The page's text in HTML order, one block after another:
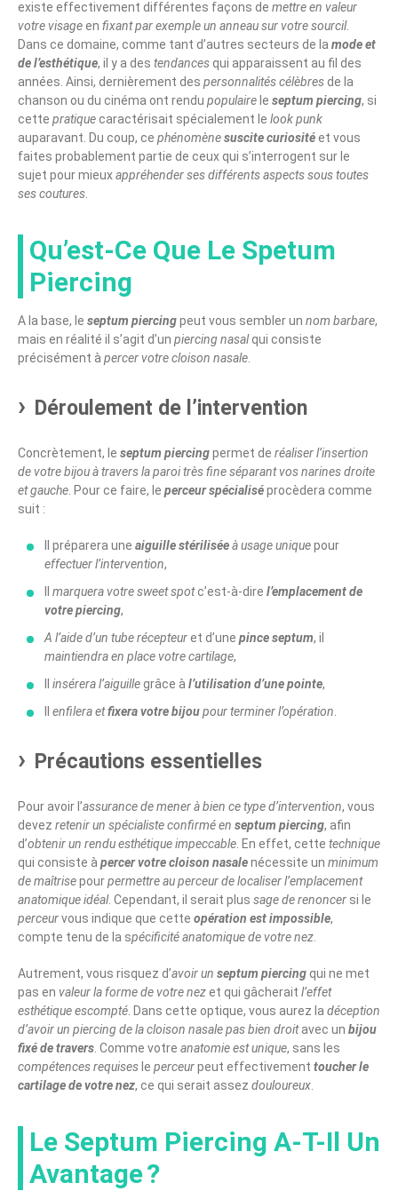
existe effectivement différentes façons de mettre en valeur
votre visageen fixant par exemple un anneau sur votre sourcil.
Dans ce domaine, comme tant d’autres secteurs de la mode et
de l’esthétique, il y a des tendances qui apparaissent au fil des
années. Ainsi, dernièrement des personnalités célèbres de la
chanson ou du cinéma ont rendu populaire le septum piercing, si
cette pratique caractérisait spécialement le look punk
auparavant. Du coup, ce phénomènesuscite curiositéet vous
faites probablement partie de ceux qui s’interrogent sur le
sujet pour mieuxappréhender ses différents aspects sous toutes
ses coutures.
Qu’est-Ce Que Le Spetum
Piercing
A la base, le septum piercingpeut vous sembler un nom barbare,
mais en réalité il s’agit d’un piercing nasalqui consiste
précisément à percer votre cloison nasale.
Déroulement de l’intervention
Concrètement, le septum piercingpermet de réaliser l’insertion
de votre bijouà travers la paroi très fineséparant vos narines droite
et gauche. Pour ce faire, le perceur spécialiséprocèdera comme
suit :
Il préparera une aiguille stériliséeà usage uniquepour
effectuer l’intervention,
marquera votre sweet spotc’est-à-dire l’emplacement de
votre piercing,
A l’aide d’un tube récepteuret d’une pince septum, il
maintiendra en place votre cartilage,
insérera l’aiguille grâce à l’utilisation d’une pointe,
enfilera etfixera votre bijoupour terminer l’opération.
Précautions essentielles
Pour avoir l’assurance de mener à bien ce type d’intervention, vous
devez retenir un spécialiste confirmé en septum piercing, afin
d’obtenir un rendu esthétique impeccable. En effet, cette technique
qui consiste à percer votre cloison nasalenécessite un minimum
de maîtrisepourpermettre au perceur de localiser l’emplacement
anatomique idéal. Cependant, il serait plus sage de renoncer si le
perceurvous indique que cette opération est impossible,
compte tenu de la spécificité anatomique de votre nez.
Autrement, vous risquez d’avoir un septum piercing qui ne met
pas en valeur la forme de votre nezet qui gâcherait l’effet
esthétique escompté. Dans cette optique, vous aurez la déception
d’avoir un piercing de la cloison nasale pas bien droitavec un bijou
fixé de travers. Comme votre anatomie est unique, sans les
compétences requises le perceurpeut effectivement toucher le
cartilage de votre nez, ce qui serait assez douloureux.
Le Septum Piercing A-T-Il Un
Avantage ?